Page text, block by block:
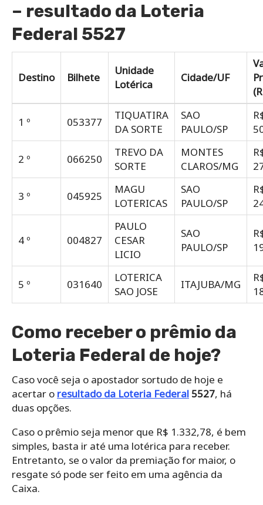
– resultado da Loteria
Federal 5527
Destino Bilhete
Unidade
Lotérica
Cidade/UF
1 º 053377
TIQUATIRA
DA SORTE
SAO
PAULO/SP
2 º 066250
TREVO DA
SORTE
MONTES
CLAROS/MG
3 º 045925
MAGU
LOTERICAS
SAO
PAULO/SP
4 º 004827
PAULO
CESAR
LICIO
SAO
PAULO/SP
5 º 031640
LOTERICA
SAO JOSE
ITAJUBA/MG
Como receber o prêmio da
Loteria Federal de hoje?
Caso você seja o apostador sortudo de hoje e
acertar o resultado da Loteria Federal 5527, há
duas opções.
Caso o prêmio seja menor que R$ 1.332,78, é bem
simples, basta ir até uma lotérica para receber.
Entretanto, se o valor da premiação for maior, o
resgate só pode ser feito em uma agência da
Caixa.